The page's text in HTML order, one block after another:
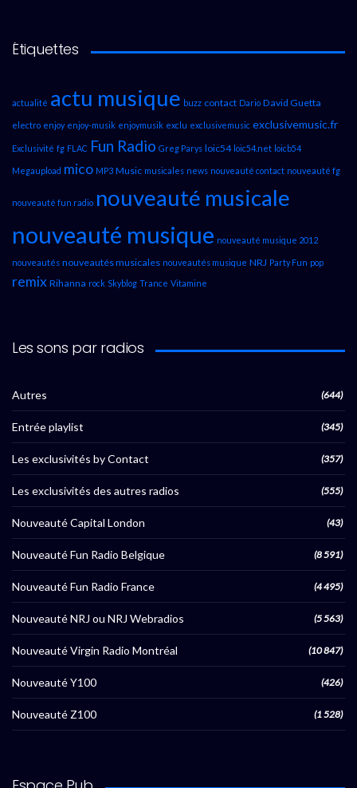
Étiquettes
actualité actu musique buzz contact Dario David Guetta
electro enjoy enjoy-musik enjoymusik exclu exclusivemusic exclusivemusic.fr
Exclusivité fg FLAC Fun Radio Greg Parys loic54 loic54.net loicb54
Megaupload mico MP3 Music musicales news nouveauté contact nouveauté fg
nouveauté fun radio nouveauté musicale
nouveauté musique nouveauté musique 2012
nouveautés nouveautés musicales nouveautés musique NRJ Party Fun pop
remix Rihanna rock Skyblog Trance Vitamine
Les sons par radios
Autres (644)
Entrée playlist (345)
Les exclusivités by Contact (357)
Les exclusivités des autres radios (555)
Nouveauté Capital London (43)
Nouveauté Fun Radio Belgique (8 591)
Nouveauté Fun Radio France (4 495)
Nouveauté NRJ ou NRJ Webradios (5 563)
Nouveauté Virgin Radio Montréal (10 847)
Nouveauté Y100 (426)
Nouveauté Z100 (1 528)